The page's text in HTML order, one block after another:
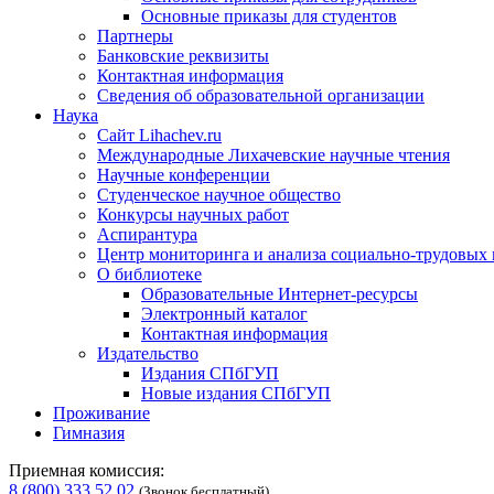
Основные приказы для студентов
Партнеры
Банковские реквизиты
Контактная информация
Сведения об образовательной организации
Наука
Сайт Lihachev.ru
Международные Лихачевские научные чтения
Научные конференции
Студенческое научное общество
Конкурсы научных работ
Аспирантура
Центр мониторинга и анализа социально-трудовых
О библиотеке
Образовательные Интернет-ресурсы
Электронный каталог
Контактная информация
Издательство
Издания СПбГУП
Новые издания СПбГУП
Проживание
Гимназия
Приемная комиссия:
8 (800) 333 52 02